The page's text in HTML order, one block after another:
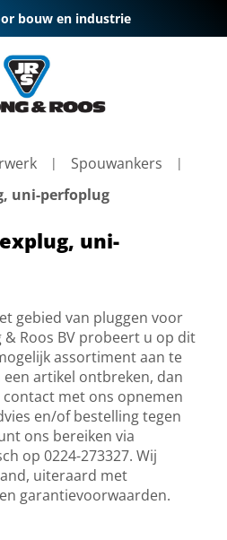
bouw en industrie
Spouwankers
uni-perfoplug
uni-
gebied van pluggen voor
& Roos BV probeert u op dit
assortiment aan te
artikel ontbreken, dan
met ons opnemen
en/of bestelling tegen
ons bereiken via
op 0224-273327. Wij
uiteraard met
garantievoorwaarden.